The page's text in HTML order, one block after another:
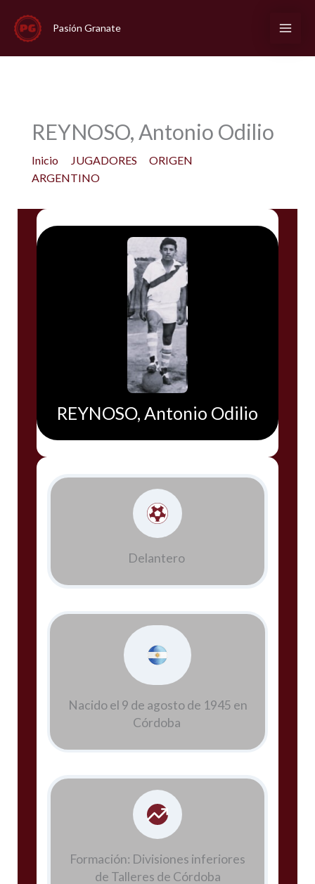
contenido
Pasión Granate
REYNOSO, Antonio Odilio
Inicio JUGADORES
ORIGEN
ARGENTINO
REYNOSO, Antonio Odilio
Delantero
Nacido el 9 de agosto de 1945 en
Córdoba
Formación: Divisiones inferiores
de Talleres de Córdoba